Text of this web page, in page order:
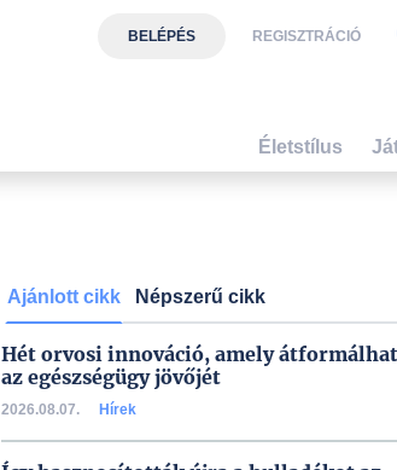
Ajánlott cikk Népszerű cikk
Hét orvosi innováció, amely
az egészségügy jövőjét
2026.08.07. Hírek
BELÉPÉS REGISZTRÁCIÓ
Életstílus